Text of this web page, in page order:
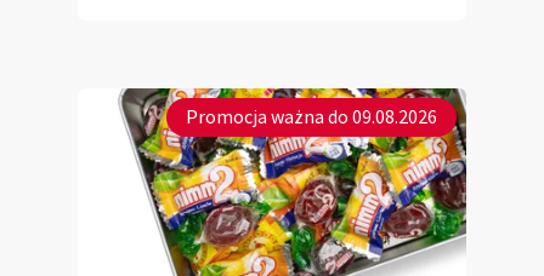
Promocja ważna do 09.08.2026